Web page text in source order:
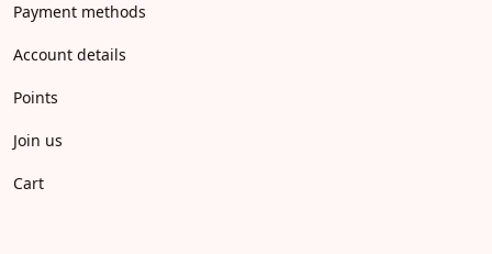
Payment methods
Account details
Points
Join us
Cart